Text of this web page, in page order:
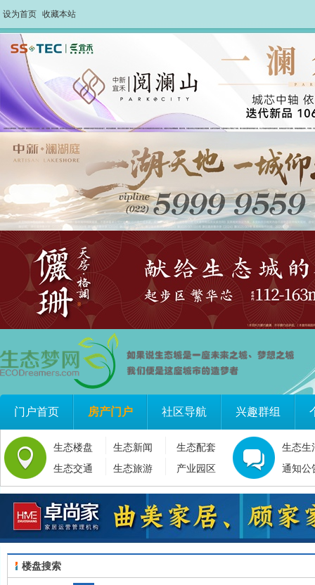
设为首页 收藏本站
门户首页 房产门户 社区导航 兴趣群组
生态楼盘 生态新闻
生态配套
生态交通
生态旅游 产业园区
生态生
通知公
楼盘搜索